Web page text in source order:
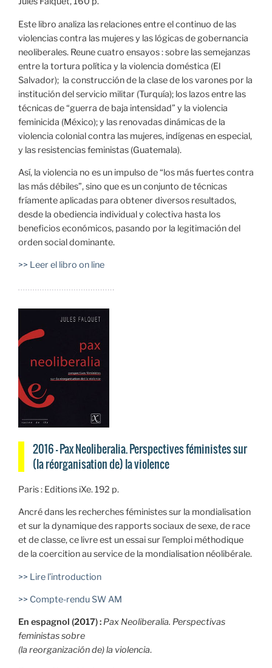
Este libro analiza las relaciones entre el continuo de las
violencias contra las mujeres y las lógicas de gobernancia
neoliberales. Reune cuatro ensayos : sobre las semejanzas
entre la tortura política y la violencia doméstica (El
Salvador); la construcción de la clase de los varones por la
institución del servicio militar (Turquía); los lazos entre las
técnicas de “guerra de baja intensidad” y la violencia
feminicida (México); y las renovadas dinámicas de la
violencia colonial contra las mujeres, indígenas en especial,
y las resistencias feministas (Guatemala).
Así, la violencia no es un impulso de “los más fuertes contra
las más débiles”, sino que es un conjunto de técnicas
fríamente aplicadas para obtener diversos resultados,
desde la obediencia individual y colectiva hasta los
beneficios económicos, pasando por la legitimación del
orden social dominante.
>> Leer el libro on line
2016 — Pax Neoliberalia. Perspectives féministes sur
(la réorganisation de) la violence
Paris : Editions iXe. 192 p.
Ancré dans les recherches féministes sur la mondialisation
et sur la dynamique des rapports sociaux de sexe, de race
et de classe, ce livre est un essai sur l’emploi méthodique
de la coercition au service de la mondialisation néolibérale.
>> Lire l’introduction
>> Compte-rendu SW AM
En espagnol (2017) : Pax Neoliberalia. Perspectivas
feministas sobre
(la reorganización de) la violencia.